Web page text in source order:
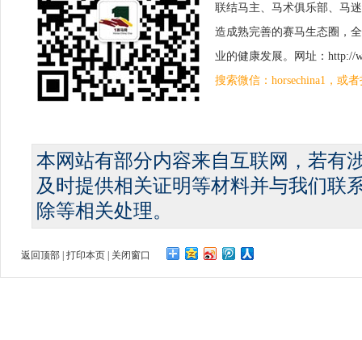
联结马主、马术俱乐部、马
造成熟完善的赛马生态圈，
业的健康发展。网址：http://
搜索微信：horsechina1，或
本网站有部分内容来自互联网，若有
及时提供相关证明等材料并与我们联
除等相关处理。
返回顶部 | 打印本页 | 关闭窗口